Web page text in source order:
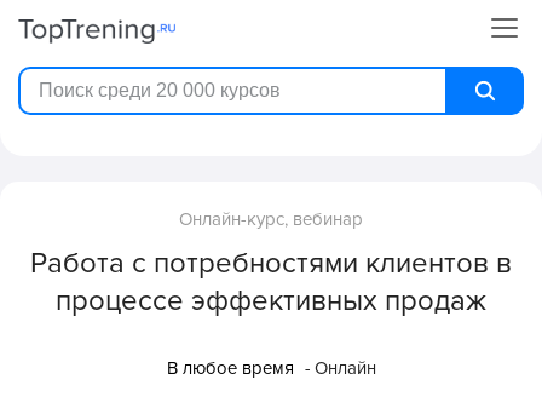
Онлайн-курс, вебинар
Работа с потребностями клиентов в
процессе эффективных продаж
В любое время - Онлайн